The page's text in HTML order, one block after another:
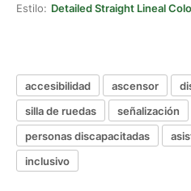
Estilo: Detailed Straight Lineal
accesibilidad ascensor
silla de ruedas
señalización
personas discapacitadas
inclusivo